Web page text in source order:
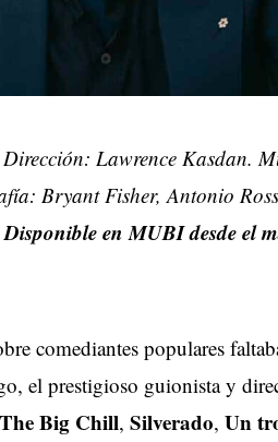
Lawrence Kasdan.
Bryant Fisher, Antonio
Disponible en MUBI desde el
comediantes populares
el prestigioso guionista y
Big Chill, Silverado, Un